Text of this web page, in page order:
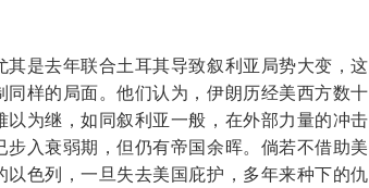
是去年联合土耳其导致叙利亚局势大变，这
样的局面。他们认为，伊朗历经美西方数十
为继，如同叙利亚一般，在外部力量的冲击
入衰弱期，但仍有帝国余晖。倘若不借助美
色列，一旦失去美国庇护，多年来种下的仇